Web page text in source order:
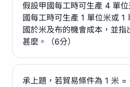
假設甲國每工時可生產 4 單
國每工時可生產 1 單位米或 1
國於米及布的機會成本，並指
甚麼。（6分）
承上題，若貿易條件為 1 米